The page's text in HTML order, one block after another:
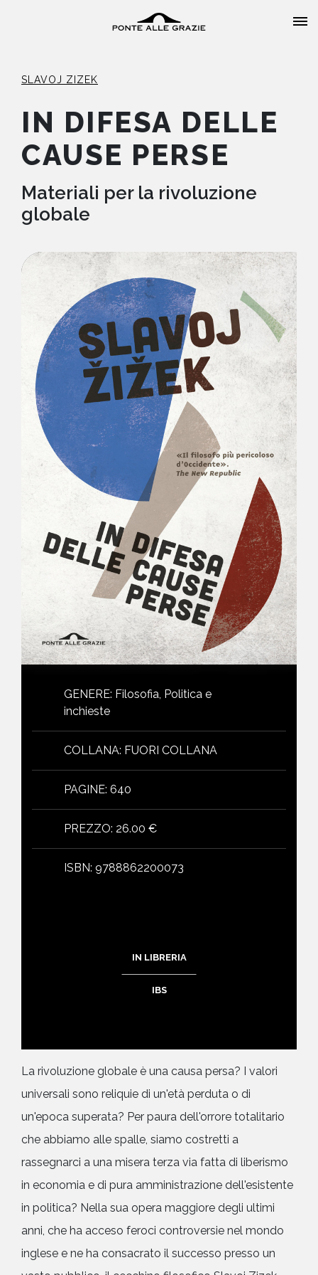
HOME
CHI SIAMO
AUTORI
EVENTI
NEWS
CONTATTI
SLAVOJ ZIZEK
IN DIFESA DELLE
CAUSE PERSE
Materiali per la rivoluzione
globale
GENERE: Filosofia, Politica e
inchieste
COLLANA: FUORI COLLANA
PAGINE: 640
PREZZO: 26.00 €
ISBN: 9788862200073
IN LIBRERIA
IBS
La rivoluzione globale è una causa persa? I valori
universali sono reliquie di un'età perduta o di
un'epoca superata? Per paura dell'orrore totalitario
che abbiamo alle spalle, siamo costretti a
rassegnarci a una misera terza via fatta di liberismo
in economia e di pura amministrazione dell'esistente
in politica? Nella sua opera maggiore degli ultimi
anni, che ha acceso feroci controversie nel mondo
inglese e ne ha consacrato il successo presso un